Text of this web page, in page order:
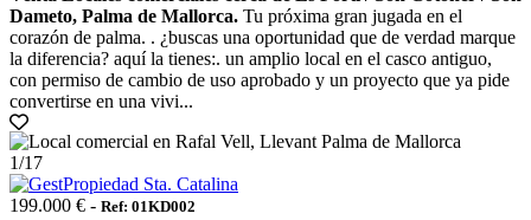
Dameto, Palma de Mallorca. Tu próxima gran jugada en el
corazón de palma. . ¿buscas una oportunidad que de verdad marque
la diferencia? aquí la tienes:. un amplio local en el casco antiguo,
con permiso de cambio de uso aprobado y un proyecto que ya pide
convertirse en una vivi...
1/17
199.000 € - Ref: 01KD002